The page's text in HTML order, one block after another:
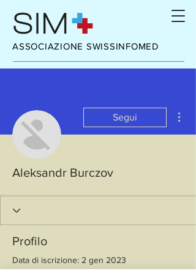
ASSOCIAZIONE SWISSINFOMED
Segui
Aleksandr Burczov
Profilo
Data di iscrizione: 2 gen 2023